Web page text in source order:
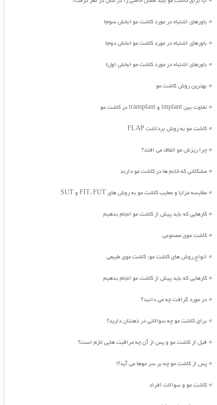
» باورهای اشتباه در مورد کاشت مو (بخش سوم)
» باورهای اشتباه در مورد کاشت مو (بخش دوم)
» باورهای اشتباه در مورد کاشت مو (بخش اول)
» بهترین روش کاشت مو
» تفاوت بین implant و transplant در کاشت مو
» کاشت مو به روش برداشت FLAP
» چرا ریزش مو اتفاق می افتد؟
» مشکلاتی که خانم ها در کاشت مو دارند
» مقایسه مزایا و معایب کاشت مو به روش های FIT، FUT و SUT
» کارهایی که باید پیش از کاشت مو انجام بدهیم
» کاشت موی مصنوعی
» انواع روش های کاشت مو: کاشت موی طبیعی
» کارهایی که باید پیش از کاشت مو انجام بدهیم
» در مورد گرافت چه می دانید؟
» برای کاشت مو چه سوالاتی در ذهنتان دارید؟
» قبل از کاشت مو و پس از آن چه مراقبت هایی لازم است؟
» پس از کاشت مو چه بر سر موها می آید؟!
» کاشت مو و سوالات افراد